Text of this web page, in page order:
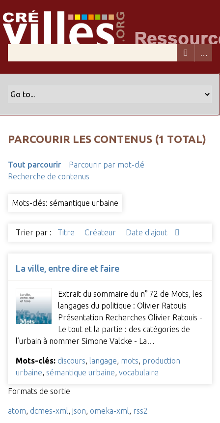
PARCOURIR LES CONTENUS (1 TOTAL)
Tout parcourir
Parcourir par mot-clé
Recherche de contenus
Mots-clés: sémantique urbaine
Trier par : Titre Créateur Date d'ajout
La ville, entre dire et faire
Extrait du sommaire du n° 72 de Mots, les
langages du politique : Olivier Ratouis
Présentation Recherches Olivier Ratouis -
Le tout et la partie : des catégories de
l’urbain à nommer Simone Valcke - La…
Mots-clés: discours langage mots production
urbaine sémantique urbaine vocabulaire
Formats de sortie
atom dcmes-xml json omeka-xml rss2